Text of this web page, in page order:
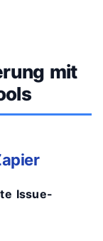
mit
Issue-